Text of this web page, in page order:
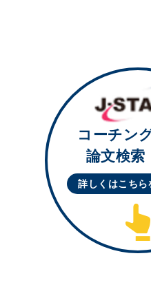
コーチン
論文検索
詳しくはこちら